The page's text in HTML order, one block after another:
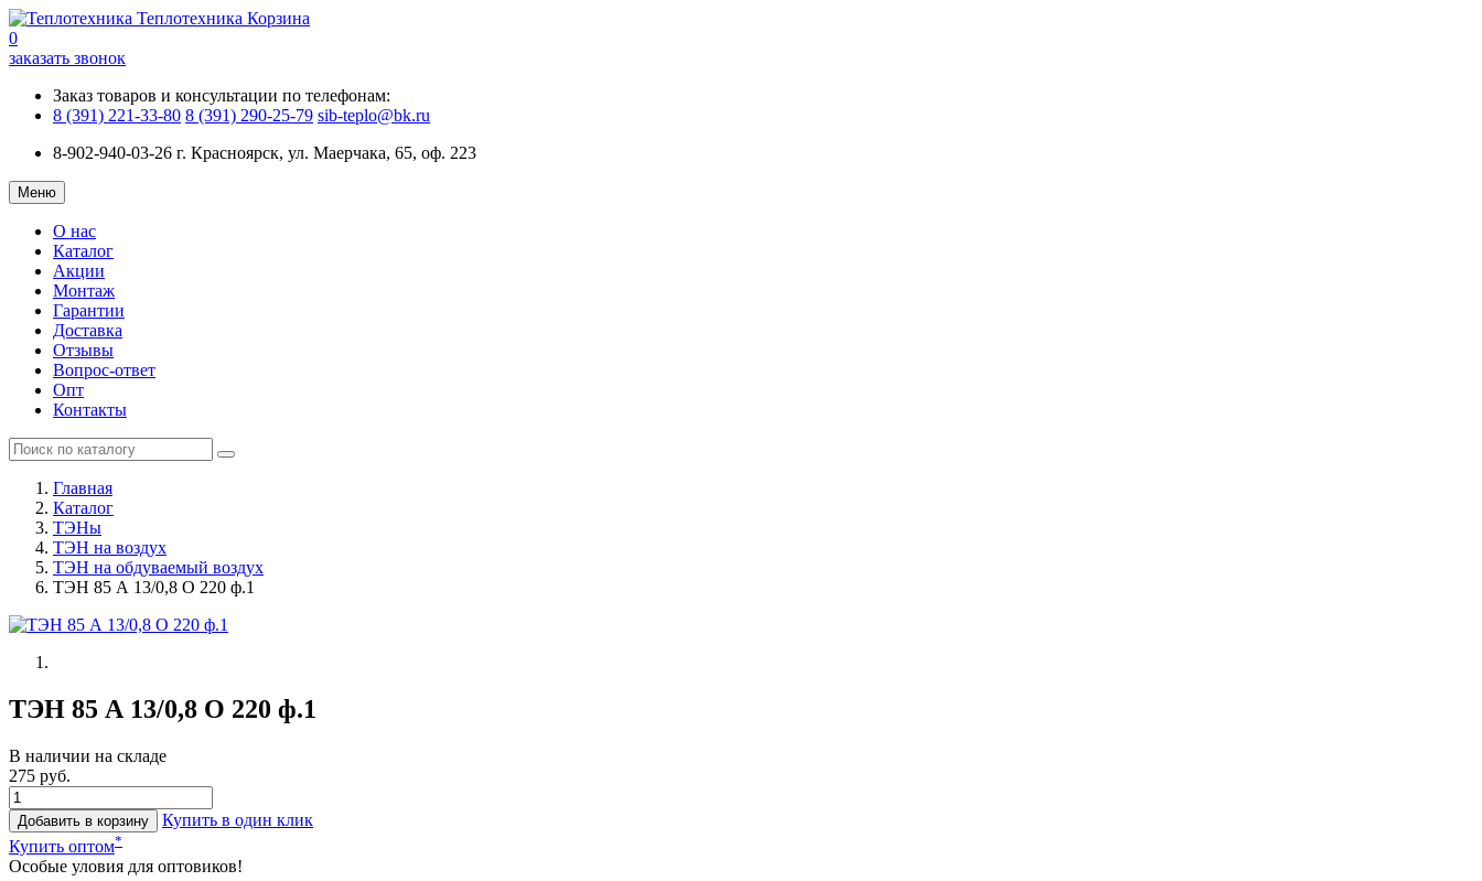
Теплотехника Корзина
0
заказать звонок
Заказ товаров и консультации по телефонам:
8 (391) 221-33-80 8 (391) 290-25-79 sib-teplo@bk.ru
8-902-940-03-26 г. Красноярск, ул. Маерчака, 65, оф. 223
Меню
О нас
Каталог
Акции
Монтаж
Гарантии
Доставка
Отзывы
Вопрос-ответ
Опт
Контакты
Главная
Каталог
ТЭНы
ТЭН на воздух
ТЭН на обдуваемый воздух
ТЭН 85 А 13/0,8 О 220 ф.1
ТЭН 85 А 13/0,8 О 220 ф.1
В наличии на складе
275 руб.
Добавить в корзину
Купить в один клик
Купить оптом*
Особые уловия для оптовиков!